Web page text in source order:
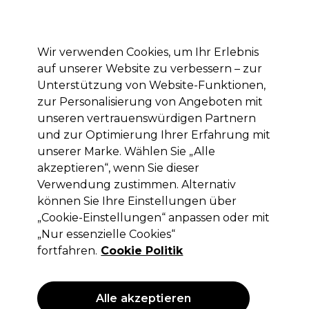
Anmelden
Marken Deals Haare Elektrogeräte Saloneinrichtung
Lieferung und Lieferzeiten
– mehr erfahren
Haare Haarpflege Shampoo
Shampoo
Filters
ANGEBOT ANGEBOT
Wir verwenden Cookies, um Ihr Erlebnis
auf unserer Website zu verbessern – zur
Unterstützung von Website-Funktionen,
zur Personalisierung von Angeboten mit
unseren vertrauenswürdigen Partnern
und zur Optimierung Ihrer Erfahrung mit
unserer Marke. Wählen Sie „Alle
akzeptieren“, wenn Sie dieser
Verwendung zustimmen. Alternativ
können Sie Ihre Einstellungen über
„Cookie-Einstellungen“ anpassen oder mit
„Nur essenzielle Cookies“
fortfahren. Cookie Politik
Alle akzeptieren